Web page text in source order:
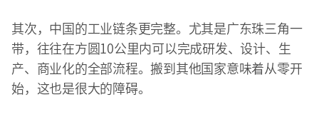
其次，中国的工业链条更完整。尤其是广东珠三角一
带，往往在方圆10公里内可以完成研发、设计、生
产、商业化的全部流程。搬到其他国家意味着从零开
始，这也是很大的障碍。